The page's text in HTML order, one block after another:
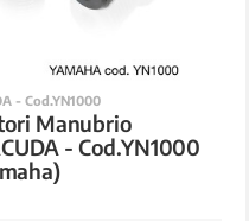
- Cod.YN1000
Manubrio
- Cod.YN1000